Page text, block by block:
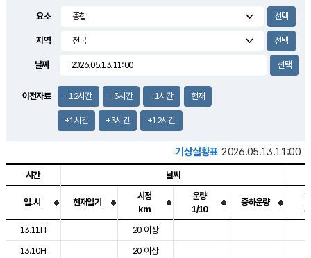
2.9m/s
요소
지역
날짜
이전자료 -12시간 -3시간 -1시간 현재
+1시간 +3시간 +12시간
기상실황표 2026.05.13.11:00
도시별 기상실황표로 지점, 날씨, 기온, 강수, 바람, 기압등을 안내한 표입
시간 날씨
일.시 현재일기
시정
km
운량
1/10
중하운량
13.11H
20 이상
13.10H
20 이상